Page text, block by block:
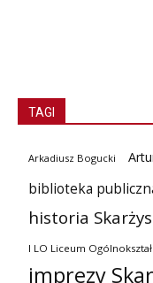
TAGI
Arkadiusz Bogucki
biblioteka
historia
I LO Liceum
imprezy